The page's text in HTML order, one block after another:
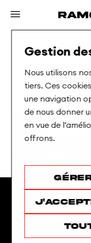
Gestion
Nous utilisons
tiers. Ces
une navigation
de nous donner
en vue de
offrons.